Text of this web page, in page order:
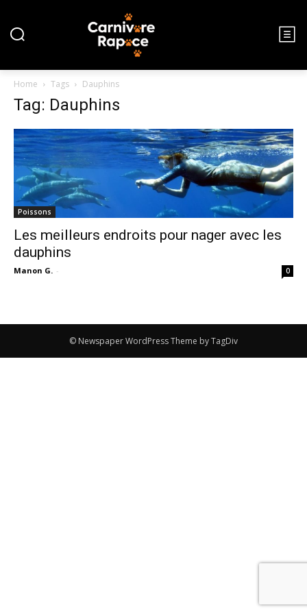
Home Tags Dauphins
Tag: Dauphins
Poissons
Les meilleurs endroits pour nager avec les
dauphins
Manon G. - 0
© Newspaper WordPress Theme by TagDiv